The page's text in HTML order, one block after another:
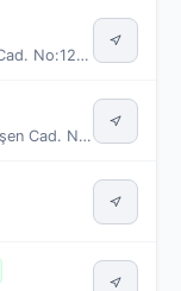
Corner Park AVM, İsmetpaşa Mah. Levent Cad. No:12, 27-28-29 No’lu Bağımsız Bölüm
Değirmenaltı Mah. Prof. Dr. Yılmaz Büyükerşen Cad. No: 3-A